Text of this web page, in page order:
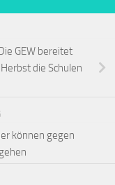
GEW bereitet
die Schulen
können gegen